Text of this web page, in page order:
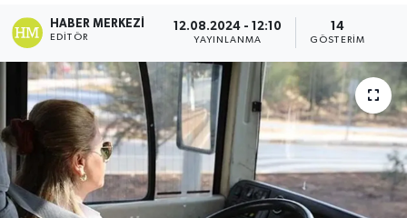
HABER MERKEZI
EDITÖR
12.08.2024 - 12:10
YAYINLANMA
14
GÖSTERIM